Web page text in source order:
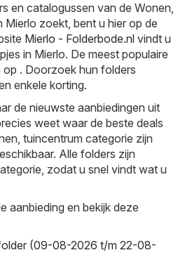
en catalogussen van de Wonen,
zoekt, bent u hier op de
Mierlo - Folderbode.nl vindt u
in Mierlo. De meest populaire
op . Doorzoek hun folders
enkele korting.
de nieuwste aanbiedingen uit
weet waar de beste deals
tuincentrum categorie zijn
Alle folders zijn
zodat u snel vindt wat u
aanbieding en bekijk deze
(09-08-2026 t/m 22-08-